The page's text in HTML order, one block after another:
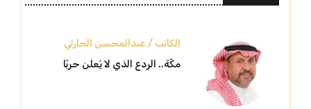
الكاتب / عبدالمحسن الحارثي
مكّة.. الردع الذي لا يُعلن حربًا